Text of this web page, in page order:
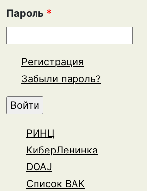
Пароль *
Регистрация
Забыли пароль?
РИНЦ
КиберЛенинка
DOAJ
Список ВАК